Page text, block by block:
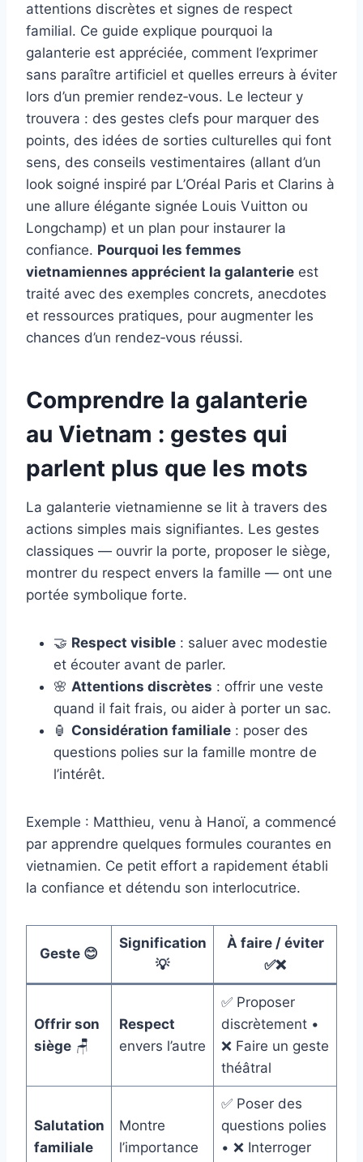
attentions discrètes et signes de respect
familial. Ce guide explique pourquoi la
galanterie est appréciée, comment l’exprimer
sans paraître artificiel et quelles erreurs à éviter
lors d’un premier rendez‑vous. Le lecteur y
trouvera : des gestes clefs pour marquer des
points, des idées de sorties culturelles qui font
sens, des conseils vestimentaires (allant d’un
look soigné inspiré par L’Oréal Paris et Clarins à
une allure élégante signée Louis Vuitton ou
Longchamp) et un plan pour instaurer la
confiance. Pourquoi les femmes
vietnamiennes apprécient la galanterie est
traité avec des exemples concrets, anecdotes
et ressources pratiques, pour augmenter les
chances d’un rendez‑vous réussi.
Comprendre la galanterie
au Vietnam : gestes qui
parlent plus que les mots
La galanterie vietnamienne se lit à travers des
actions simples mais signifiantes. Les gestes
classiques — ouvrir la porte, proposer le siège,
montrer du respect envers la famille — ont une
portée symbolique forte.
🤝 Respect visible : saluer avec modestie
et écouter avant de parler.
🌸 Attentions discrètes : offrir une veste
quand il fait frais, ou aider à porter un sac.
🏮 Considération familiale : poser des
questions polies sur la famille montre de
l’intérêt.
Exemple : Matthieu, venu à Hanoï, a commencé
par apprendre quelques formules courantes en
vietnamien. Ce petit effort a rapidement établi
la confiance et détendu son interlocutrice.
Geste 😊
Signification
💡
À faire / éviter
✅❌
Offrir son
siège🪑
Respect
envers l’autre
✅ Proposer
discrètement •
❌ Faire un geste
théâtral
Salutation
familiale
Montre
l’importance
✅ Poser des
questions polies
• ❌ Interroger